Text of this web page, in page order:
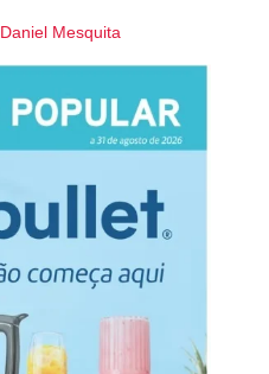
Daniel Mesquita